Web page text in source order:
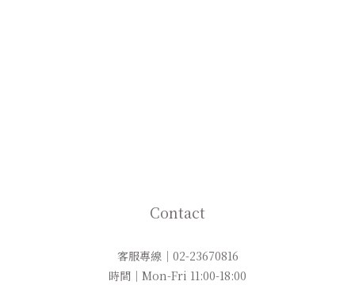
Contact
客服專線｜02-23670816
時間｜Mon-Fri 11:00-18:00